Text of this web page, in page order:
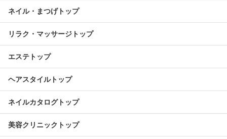
ネイル・まつげトップ
リラク・マッサージトップ
エステトップ
ヘアスタイルトップ
ネイルカタログトップ
美容クリニックトップ